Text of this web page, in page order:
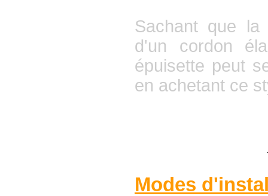
Sachant que la
d'un cordon
épuisette peut
en achetant ce
Modes